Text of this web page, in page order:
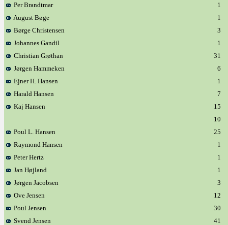
Per Brandtmar
1
August Bøge
1
Børge Christensen
3
Johannes Gandil
1
Christian Grøthan
31
Jørgen Hammeken
6
Ejner H. Hansen
1
Harald Hansen
7
Kaj Hansen
15
10
Poul L. Hansen
25
Raymond Hansen
1
Peter Hertz
1
Jan Højland
1
Jørgen Jacobsen
3
Ove Jensen
12
Poul Jensen
30
Svend Jensen
41